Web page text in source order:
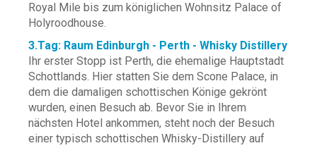
Royal Mile bis zum königlichen Wohnsitz Palace of
Holyroodhouse.
3.Tag: Raum Edinburgh - Perth - Whisky Distillery
Ihr erster Stopp ist Perth, die ehemalige Hauptstadt
Schottlands. Hier statten Sie dem Scone Palace, in
dem die damaligen schottischen Könige gekrönt
wurden, einen Besuch ab. Bevor Sie in Ihrem
nächsten Hotel ankommen, steht noch der Besuch
einer typisch schottischen Whisky-Distillery auf